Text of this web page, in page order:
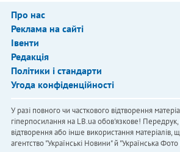
Про нас
Реклама на сайті
Івенти
Редакція
Політики і стандарти
Угода конфіденційності
У разі повного чи часткового відтворення
гіперпосилання на LB.ua обов'язкове! Передрук,
відтворення або інше використання матеріалів,
агентство "Українськi Новини" й "Українська